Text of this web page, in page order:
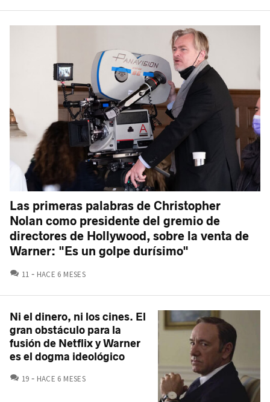
Las primeras palabras de Christopher
Nolan como presidente del gremio de
directores de Hollywood, sobre la venta de
Warner: "Es un golpe durísimo"
11 COMENTARIOS
HACE 6 MESES
Ni el dinero, ni los cines. El
gran obstáculo para la
fusión de Netflix y Warner
es el dogma ideológico
19 COMENTARIOS
HACE 6 MESES